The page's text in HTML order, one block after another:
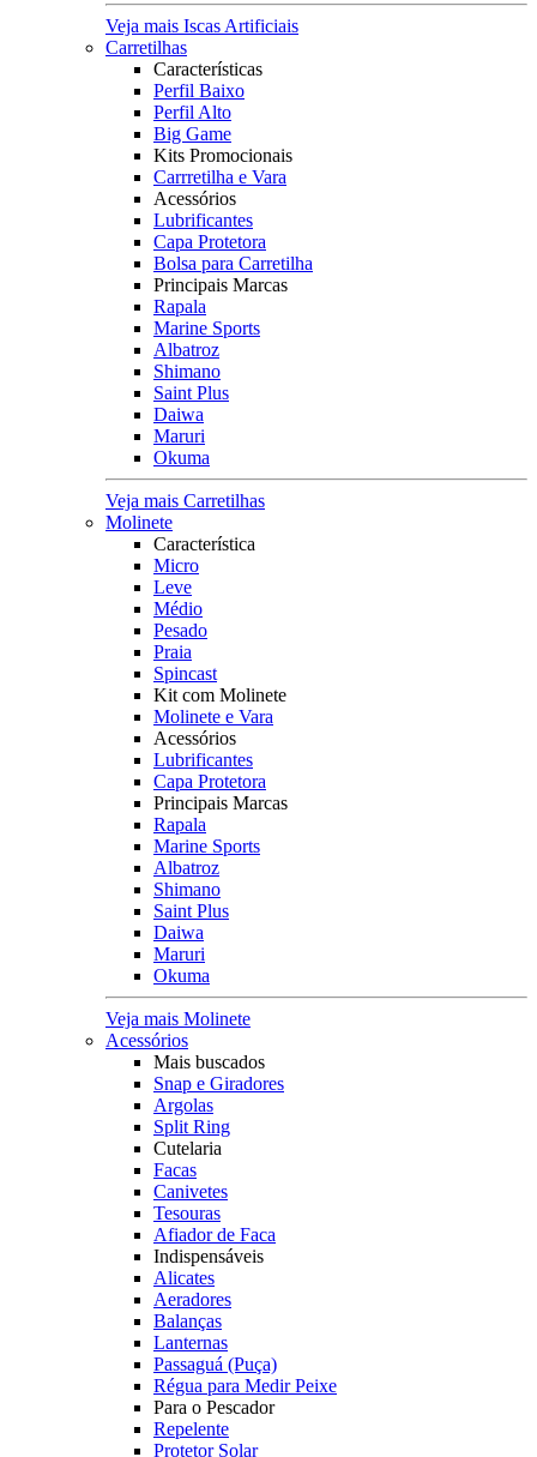
Veja mais Iscas Artificiais
Carretilhas
Características
Perfil Baixo
Perfil Alto
Big Game
Kits Promocionais
Carrretilha e Vara
Acessórios
Lubrificantes
Capa Protetora
Bolsa para Carretilha
Principais Marcas
Rapala
Marine Sports
Albatroz
Shimano
Saint Plus
Daiwa
Maruri
Okuma
Veja mais Carretilhas
Molinete
Característica
Micro
Leve
Médio
Pesado
Praia
Spincast
Kit com Molinete
Molinete e Vara
Acessórios
Lubrificantes
Capa Protetora
Principais Marcas
Rapala
Marine Sports
Albatroz
Shimano
Saint Plus
Daiwa
Maruri
Okuma
Veja mais Molinete
Acessórios
Mais buscados
Snap e Giradores
Argolas
Split Ring
Cutelaria
Facas
Canivetes
Tesouras
Afiador de Faca
Indispensáveis
Alicates
Aeradores
Balanças
Lanternas
Passaguá (Puça)
Régua para Medir Peixe
Para o Pescador
Repelente
Protetor Solar